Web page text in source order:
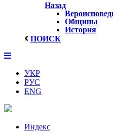
Назад
Общины
История
ПОИСК
УКР
РУС
ENG
Индекс